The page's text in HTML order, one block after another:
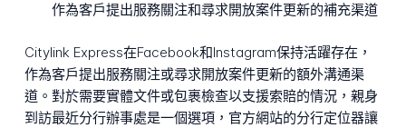
作為客戶提出服務關注和尋求開放案件更新的補充渠道
Citylink Express在Facebook和Instagram保持活躍存在，
作為客戶提出服務關注或尋求開放案件更新的額外溝通渠
道。對於需要實體文件或包裹檢查以支援索賠的情況，親身
到訪最近分行辦事處是一個選項，官方網站的分行定位器讓